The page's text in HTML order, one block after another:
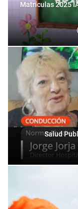
Matrículas 2025
Salud